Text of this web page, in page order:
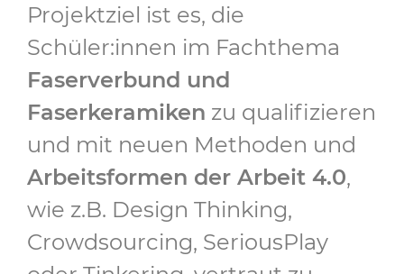
Projektziel ist es, die
Schüler:innen im Fachthema
Faserverbund und
Faserkeramiken zu qualifizieren
und mit neuen Methoden und
Arbeitsformen der Arbeit 4.0,
wie z.B. Design Thinking,
Crowdsourcing, SeriousPlay